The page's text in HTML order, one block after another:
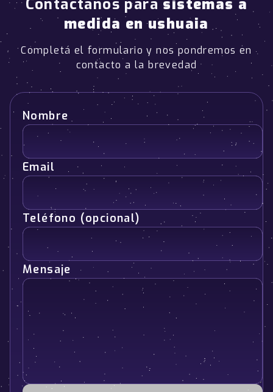
Contactanos para sistemas a
medida en ushuaia
Completá el formulario y nos pondremos en
contacto a la brevedad
Nombre
Email
Teléfono (opcional)
Mensaje